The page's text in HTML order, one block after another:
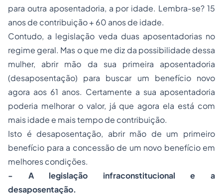
para outra aposentadoria, a por idade. Lembra-se? 15
anos de contribuição + 60 anos de idade.
Contudo, a legislação veda duas aposentadorias no
regime geral. Mas o que me diz da possibilidade dessa
mulher, abrir mão da sua primeira aposentadoria
(desaposentação) para buscar um benefício novo
agora aos 61 anos. Certamente a sua aposentadoria
poderia melhorar o valor, já que agora ela está com
mais idade e mais tempo de contribuição.
Isto é desaposentação, abrir mão de um primeiro
benefício para a concessão de um novo benefício em
melhores condições.
- A legislação infraconstitucional e a
desaposentação.